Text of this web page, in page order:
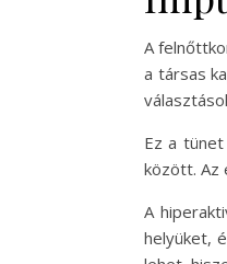
A
a társas
Ez a
között. Az
A
helyüket,